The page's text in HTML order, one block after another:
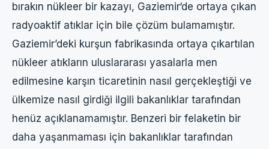
bırakın nükleer bir kazayı, Gaziemir‘de ortaya çıkan
radyoaktif atıklar için bile çözüm bulamamıştır.
Gaziemir’deki kurşun fabrikasında ortaya çıkartılan
nükleer atıkların uluslararası yasalarla men
edilmesine karşın ticaretinin nasıl gerçekleştiği ve
ülkemize nasıl girdiği ilgili bakanlıklar tarafından
henüz açıklanamamıştır. Benzeri bir felaketin bir
daha yaşanmaması için bakanlıklar tarafından